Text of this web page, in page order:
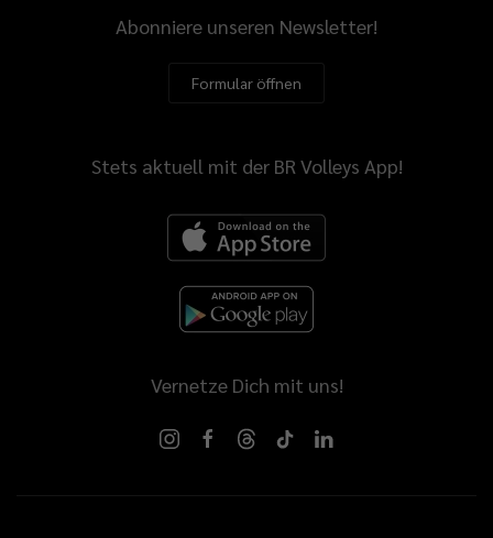
Abonniere unseren Newsletter!
Formular öffnen
Stets aktuell mit der BR Volleys App!
Vernetze Dich mit uns!